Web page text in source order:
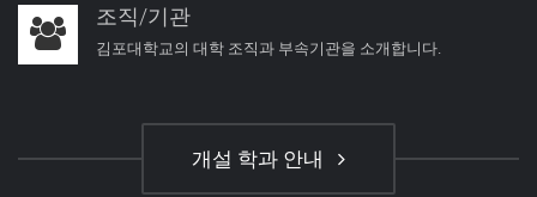
조직/기관
김포대학교의 대학 조직과 부속기관을 소개합니다.
개설 학과 안내